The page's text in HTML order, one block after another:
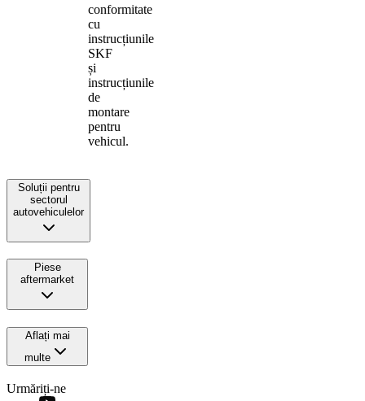
conformitate
cu
instrucțiunile
SKF
și
instrucțiunile
de
montare
pentru
vehicul.
Soluții pentru
sectorul
autovehiculelor
Piese
aftermarket
Aflați mai
multe
Urmăriți-ne